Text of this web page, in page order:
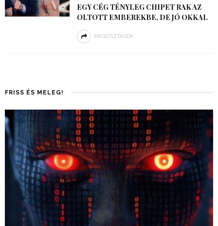
EGY CÉG TÉNYLEG CHIPET RAK AZ
OLTOTT EMBEREKBE, DE JÓ OKKAL
MEGOSZTÁSOK
FRISS ÉS MELEG!